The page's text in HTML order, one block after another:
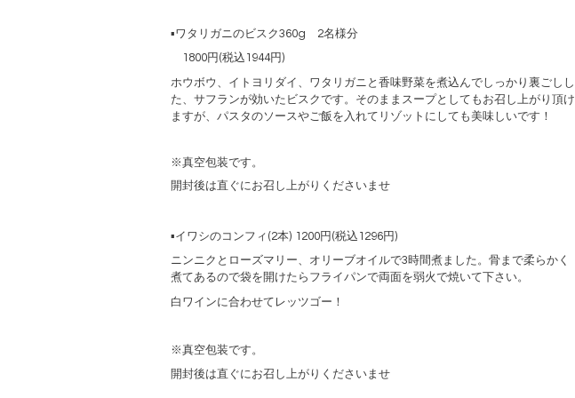
▪️ワタリガニのビスク360g 2名様分
1800円 (税込 1944円 )
ホウボウ、イトヨリダイ、ワタリガニと香味野菜を煮込んでしっかり裏ごしし
た、サフランが効いたビスクです。 そのままスープとしてもお召し上がり頂け
ますが、 パスタのソースやご飯を入れてリゾットにしても美味しいです！
※真空包装です。
開封後は直ぐにお召し上がりくださいませ
▪️イワシのコンフィ (2本) 1200円 (税込 1296円)
ニンニクとローズマリー、オリーブオイルで3時間煮ました。 骨まで柔らかく
煮てあるので袋を開けたらフライパンで両面を弱火で焼いて下さい。
白ワインに合わせてレッツゴー！
※真空包装です。
開封後は直ぐにお召し上がりくださいませ